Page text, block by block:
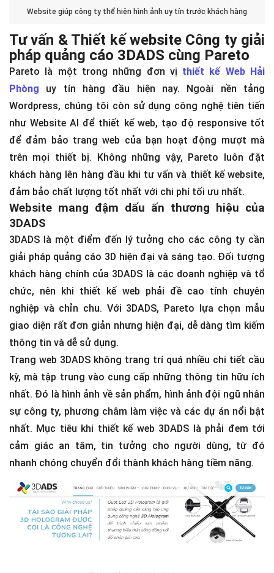
Website giúp công ty thể hiện hình ảnh uy tín trước khách hàng
Tư vấn & Thiết kế website Công ty giải
pháp quảng cáo 3DADS cùng Pareto
Pareto là một trong những đơn vị thiết kế Web Hải
Phòng
uy tín hàng đầu hiện nay. Ngoài nền tảng
Wordpress, chúng tôi còn sử dụng công nghệ tiên tiến
như Website AI để thiết kế web, tạo độ responsive tốt
để đảm bảo trang web của bạn hoạt động mượt mà
trên mọi thiết bị. Không những vậy, Pareto luôn đặt
khách hàng lên hàng đầu khi tư vấn và thiết kế website,
đảm bảo chất lượng tốt nhất với chi phí tối ưu nhất.
Website mang đậm dấu ấn thương hiệu của
3DADS
3DADS là một điểm đến lý tưởng cho các công ty cần
giải pháp quảng cáo 3D hiện đại và sáng tạo. Đối tượng
khách hàng chính của 3DADS là các doanh nghiệp và tổ
chức, nên khi thiết kế web phải đề cao tính chuyên
nghiệp và chỉn chu. Với 3DADS, Pareto lựa chọn mẫu
giao diện rất đơn giản nhưng hiện đại, dễ dàng tìm kiếm
thông tin và dễ sử dụng.
Trang web 3DADS không trang trí quá nhiều chi tiết cầu
kỳ, mà tập trung vào cung cấp những thông tin hữu ích
nhất. Đó là hình ảnh về sản phẩm, hình ảnh đội ngũ nhân
sự công ty, phương châm làm việc và các dự án nổi bật
nhất. Mục tiêu khi thiết kế web 3DADS là phải đem tới
cảm giác an tâm, tin tưởng cho người dùng, từ đó
nhanh chóng chuyển đổi thành khách hàng tiềm năng.